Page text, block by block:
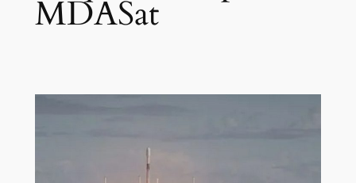
MDASat